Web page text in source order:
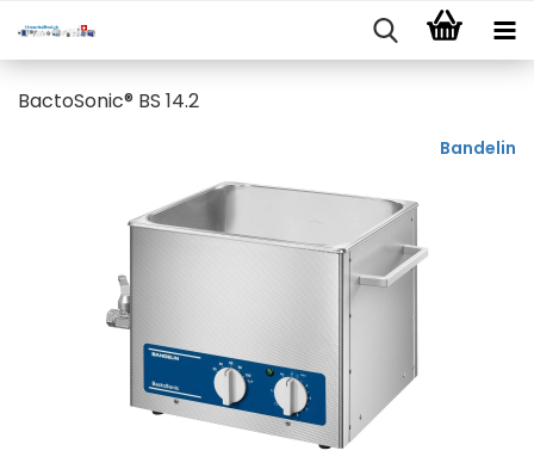
BactoSonic® BS 14.2
Bandelin